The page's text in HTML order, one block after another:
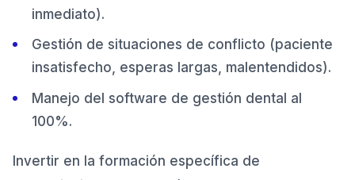
inmediato).
Gestión de situaciones de conflicto (paciente
insatisfecho, esperas largas, malentendidos).
Manejo del software de gestión dental al
100%.
Invertir en la formación específica de